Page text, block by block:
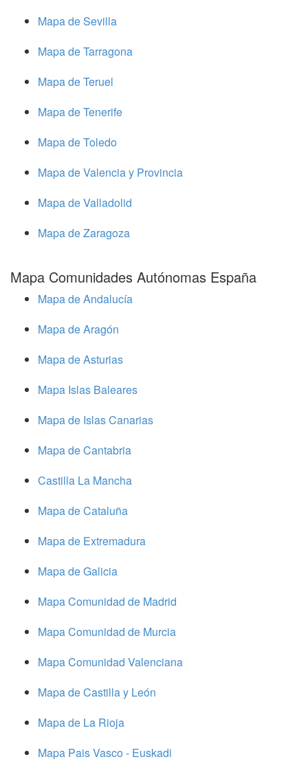
Mapa de Sevilla
Mapa de Tarragona
Mapa de Teruel
Mapa de Tenerife
Mapa de Toledo
Mapa de Valencia y Provincia
Mapa de Valladolid
Mapa de Zaragoza
Mapa Comunidades Autónomas España
Mapa de Andalucía
Mapa de Aragón
Mapa de Asturias
Mapa Islas Baleares
Mapa de Islas Canarias
Mapa de Cantabria
Castilla La Mancha
Mapa de Cataluña
Mapa de Extremadura
Mapa de Galicia
Mapa Comunidad de Madrid
Mapa Comunidad de Murcia
Mapa Comunidad Valenciana
Mapa de Castilla y León
Mapa de La Rioja
Mapa Pais Vasco - Euskadi